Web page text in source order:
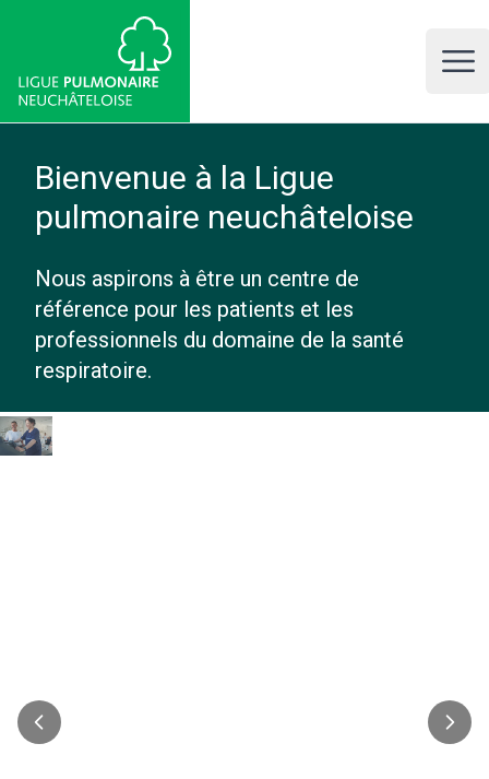
LPNE, Ligue pulmonaire neuchâteloise
Open
Bienvenue à la Ligue
pulmonaire neuchâteloise
Nous aspirons à être un centre de
référence pour les patients et les
professionnels du domaine de la santé
respiratoire.
Prestations
thérapeutiques
Education
thérapeutique,
thérapeutique médicale
MTT, consultations
Plus d'infos